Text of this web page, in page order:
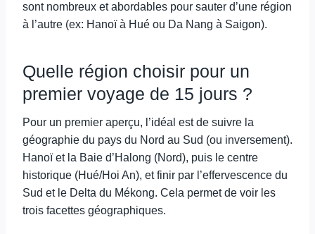
sont nombreux et abordables pour sauter d’une région
à l’autre (ex: Hanoï à Hué ou Da Nang à Saigon).
Quelle région choisir pour un
premier voyage de 15 jours ?
Pour un premier aperçu, l’idéal est de suivre la
géographie du pays du Nord au Sud (ou inversement).
Hanoï et la Baie d’Halong (Nord), puis le centre
historique (Hué/Hoi An), et finir par l’effervescence du
Sud et le Delta du Mékong. Cela permet de voir les
trois facettes géographiques.